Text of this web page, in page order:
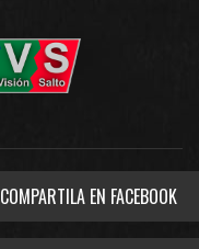
COMPARTILA EN FACEBOOK